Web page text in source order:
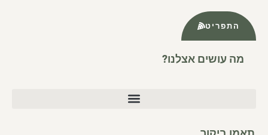
התפריט
מה עושים אצלנו?